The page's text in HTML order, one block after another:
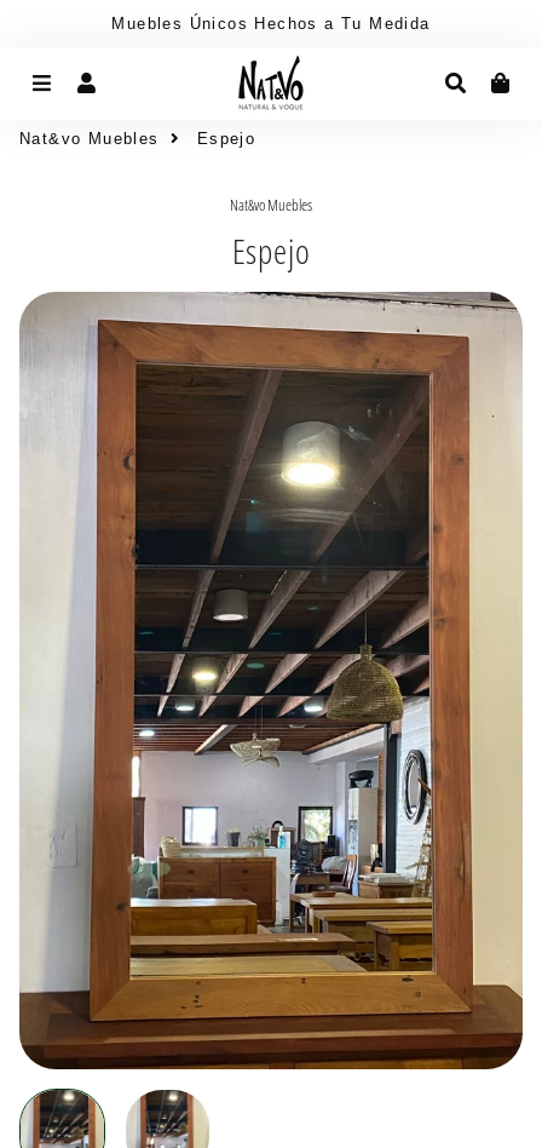
Muebles Únicos Hechos a Tu Medida
Menú Buscar
Nat&vo Muebles Espejo
Nat&vo Muebles
Espejo